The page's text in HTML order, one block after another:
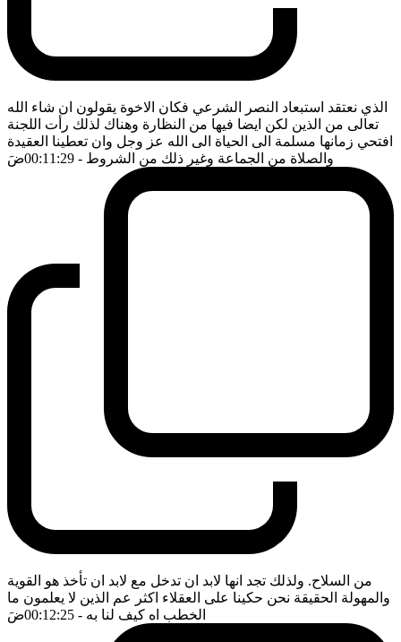
الذي نعتقد استبعاد النصر الشرعي فكان الاخوة يقولون ان شاء الله
تعالى من الذين لكن ايضا فيها من النظارة وهناك لذلك رأت اللجنة
افتحي زمانها مسلمة الى الحياة الى الله عز وجل وان تعطينا العقيدة
والصلاة من الجماعة وغير ذلك من الشروط - 00:11:29 ضَ
من السلاح. ولذلك تجد انها لابد ان تدخل مع لابد ان تأخذ هو القوية
والمهولة الحقيقة نحن حكينا على العقلاء اكثر عم الذين لا يعلمون ما
الخطب اه كيف لنا به - 00:12:25 ضَ